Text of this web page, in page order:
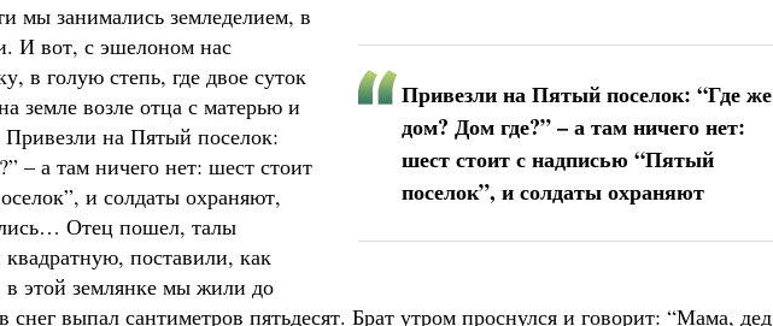
Привезли на Пятый поселок: “Где же
дом? Дом где?” – а там ничего нет:
шест стоит с надписью “Пятый
поселок”, и солдаты охраняют
мы занимались земледелием, в
И вот, с эшелоном нас
в голую степь, где двое суток
земле возле отца с матерью и
Привезли на Пятый поселок:
– а там ничего нет: шест стоит
и солдаты охраняют,
Отец пошел, талы
поставили, как
этой землянке мы жили до
выпал сантиметров пятьдесят. Брат утром проснулся и говорит: “Мама, дед